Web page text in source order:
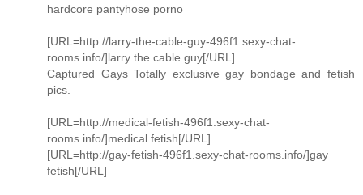
hardcore pantyhose porno
[URL=http://larry-the-cable-guy-496f1.sexy-chat-
rooms.info/]larry the cable guy[/URL]
Captured Gays Totally exclusive gay bondage and fetish
pics.
[URL=http://medical-fetish-496f1.sexy-chat-
rooms.info/]medical fetish[/URL]
[URL=http://gay-fetish-496f1.sexy-chat-rooms.info/]gay
fetish[/URL]